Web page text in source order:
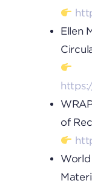
Ellen
of